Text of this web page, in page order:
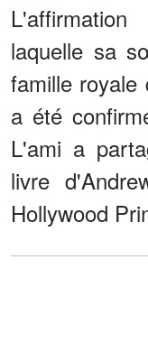
laquelle sa
famille royale
a été
L'ami a
livre
Hollywood